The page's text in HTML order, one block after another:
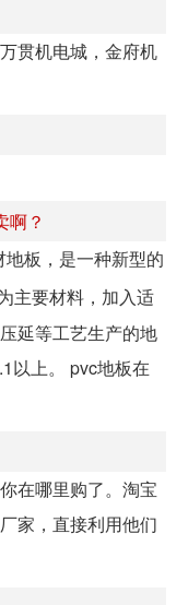
贯机电城，金府机
啊？
板，是一种新型的
主要材料，加入适
延等工艺生产的地
以上。 pvc地板在
在哪里购了。淘宝
家，直接利用他们